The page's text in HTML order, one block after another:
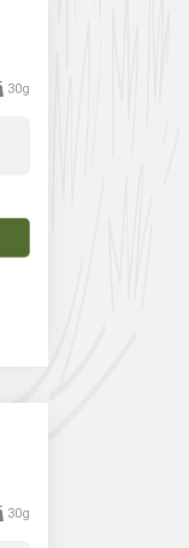
30g
30g